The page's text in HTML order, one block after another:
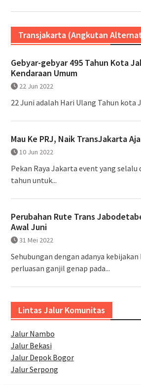
Transjakarta (Angkutan
Gebyar-gebyar 495 Tahun Kota
Kendaraan Umum
22 Jun 2022
22 Juni adalah Hari Ulang Tahun kota
Mau Ke PRJ, Naik TransJakarta Aja
10 Jun 2022
Pekan Raya Jakarta event yang selalu
tahun untuk...
Perubahan Rute Trans
Awal Juni
31 Mei 2022
Sehubungan dengan adanya
perluasan ganjil genap pada...
Lintas Jalur Komunitas
Jalur Nambo
Jalur Bekasi
Jalur Depok Bogor
Jalur Serpong